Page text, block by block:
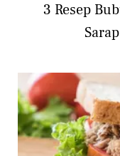
3 Resep